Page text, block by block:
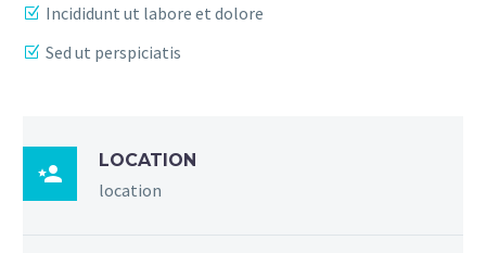
Incididunt ut labore et dolore
Sed ut perspiciatis

LOCATION
location